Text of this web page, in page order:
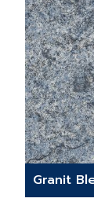
Granit